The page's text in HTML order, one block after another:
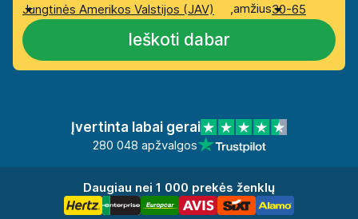
Jungtinės Amerikos Valstijos (JAV)
,amžius30-65
Ieškoti dabar
Įvertinta labai gerai
280 048 apžvalgos
Daugiau nei 1 000 prekės ženklų